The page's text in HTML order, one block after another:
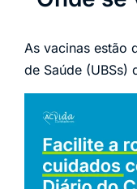
As vacinas estão
de Saúde (UBSs)